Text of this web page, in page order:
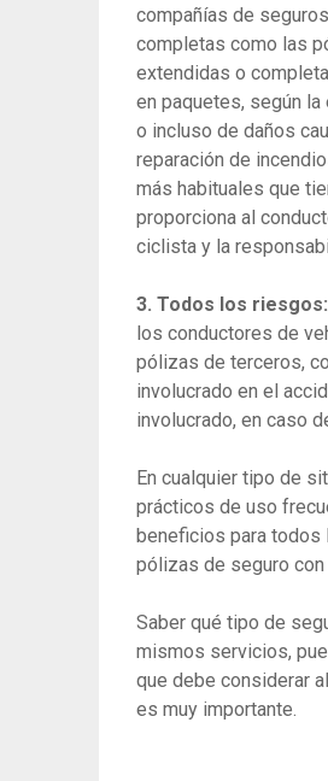
compañías de
completas como las
extendidas o
en paquetes, según
o incluso de daños
reparación de
más habituales que
proporciona al
ciclista y la
3. Todos los riesgos:
los conductores de
pólizas de terceros,
involucrado en el
involucrado, en caso
En cualquier tipo de
prácticos de uso
beneficios para todos
pólizas de seguro con
Saber qué tipo de
mismos servicios,
que debe considerar
es muy importante.